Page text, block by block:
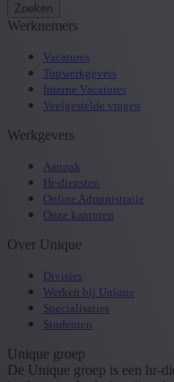
Zoeken
Werknemers
Vacatures
Topwerkgevers
Interne Vacatures
Veelgestelde vragen
Werkgevers
Aanpak
Hr-diensten
Online Administratie
Onze kantoren
Over Unique
Divisies
Werken bij Unique
Specialisaties
Studenten
Unique groep
De Unique groep is een hr-